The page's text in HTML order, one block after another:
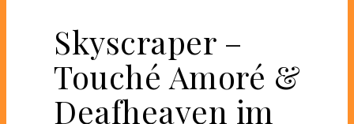
Skyscraper –
Touché Amoré &
Deafheaven im